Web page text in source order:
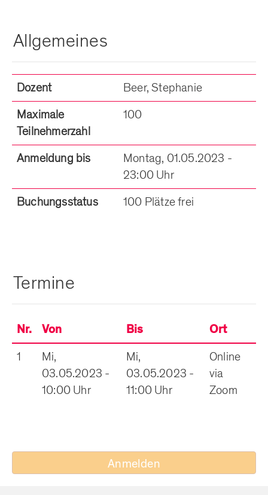
Allgemeines
Dozent
Beer, Stephanie
Maximale
Teilnehmerzahl
100
Anmeldung bis
Montag, 01.05.2023 -
23:00 Uhr
Buchungsstatus
100 Plätze frei
Termine
Nr. Von Bis
Ort
1
Mi,
03.05.2023 -
10:00 Uhr
Mi,
03.05.2023 -
11:00 Uhr
Online
via
Zoom
Anmelden